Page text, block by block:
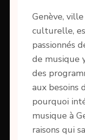
Genève,
culturelle,
passionnés
de musique
des
aux besoins
pourquoi
musique à
raisons qui